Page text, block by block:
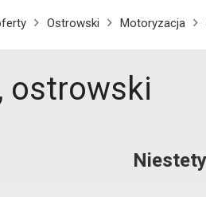
Ostrowski Motoryzacja
ostrowski